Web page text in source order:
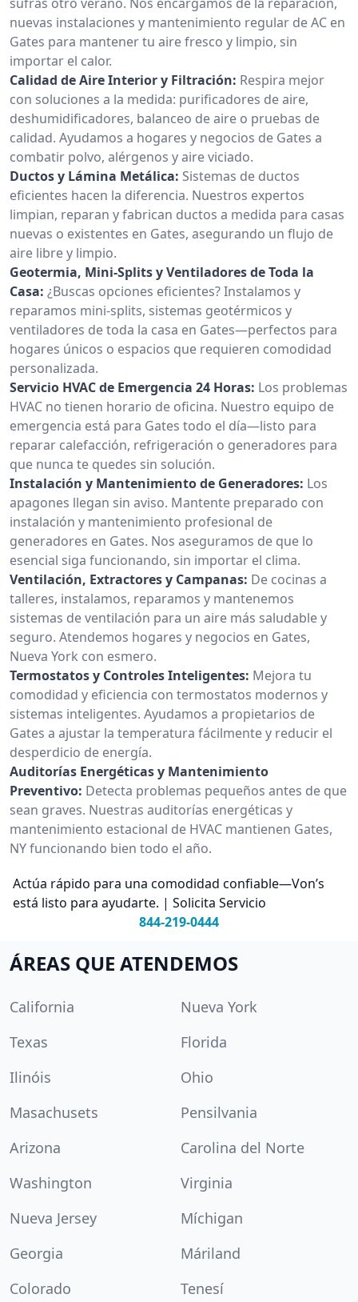
nuevas instalaciones y mantenimiento regular de AC en
Gates para mantener tu aire fresco y limpio, sin
importar el calor.
Calidad de Aire Interior y Filtración: Respira mejor
con soluciones a la medida: purificadores de aire,
deshumidificadores, balanceo de aire o pruebas de
calidad. Ayudamos a hogares y negocios de Gates a
combatir polvo, alérgenos y aire viciado.
Ductos y Lámina Metálica: Sistemas de ductos
eficientes hacen la diferencia. Nuestros expertos
limpian, reparan y fabrican ductos a medida para casas
nuevas o existentes en Gates, asegurando un flujo de
aire libre y limpio.
Geotermia, Mini-Splits y Ventiladores de Toda la
Casa: ¿Buscas opciones eficientes? Instalamos y
reparamos mini-splits, sistemas geotérmicos y
ventiladores de toda la casa en Gates—perfectos para
hogares únicos o espacios que requieren comodidad
personalizada.
Servicio HVAC de Emergencia 24 Horas: Los problemas
HVAC no tienen horario de oficina. Nuestro equipo de
emergencia está para Gates todo el día—listo para
reparar calefacción, refrigeración o generadores para
que nunca te quedes sin solución.
Instalación y Mantenimiento de Generadores: Los
apagones llegan sin aviso. Mantente preparado con
instalación y mantenimiento profesional de
generadores en Gates. Nos aseguramos de que lo
esencial siga funcionando, sin importar el clima.
Ventilación, Extractores y Campanas: De cocinas a
talleres, instalamos, reparamos y mantenemos
sistemas de ventilación para un aire más saludable y
seguro. Atendemos hogares y negocios en Gates,
Nueva York con esmero.
Termostatos y Controles Inteligentes: Mejora tu
comodidad y eficiencia con termostatos modernos y
sistemas inteligentes. Ayudamos a propietarios de
Gates a ajustar la temperatura fácilmente y reducir el
desperdicio de energía.
Auditorías Energéticas y Mantenimiento
Preventivo: Detecta problemas pequeños antes de que
sean graves. Nuestras auditorías energéticas y
mantenimiento estacional de HVAC mantienen Gates,
NY funcionando bien todo el año.
Actúa rápido para una comodidad confiable—Von’s
está listo para ayudarte. | Solicita Servicio
844-219-0444
ÁREAS QUE ATENDEMOS
California
Nueva York
Texas
Florida
Ilinóis
Ohio
Masachusets
Pensilvania
Arizona
Carolina del Norte
Washington
Virginia
Nueva Jersey
Míchigan
Georgia
Máriland
Colorado
Tenesí